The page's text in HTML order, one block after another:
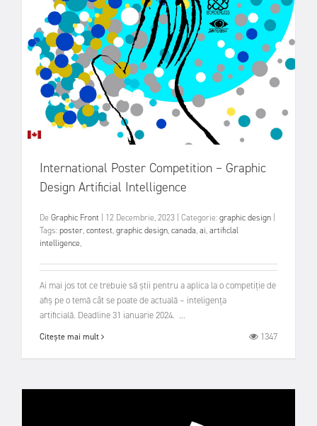
International Poster Competition – Graphic
Design Artificial Intelligence
De Graphic Front 12 Decembrie, 2023 Categorie:graphic design
Tags:poster,contest,graphic design,canada,ai,artificlal
intelligence,
Ai mai jos tot ce trebuie să știi pentru a aplica la o competiție de
afiș pe o temă cât se poate de actuală – inteligența
artificială. Deadline 31 ianuarie 2024. ...
Citește mai mult 1347